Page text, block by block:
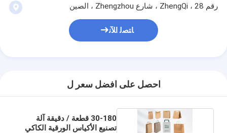
رقم 28 ، ZhengQi ، شارع Zhengzhou ، الصين
ﺎﺘﺼﻟ ﺍﻶﻧ
احصل على افضل سعر ل
30-180 قطعة / دقيقة آلة
تصنيع الأكياس الورقية الكاكي